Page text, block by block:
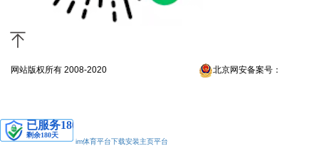
网站版权所有 2008-2020 北京网安备案号：
im体育平台下载安装主页平台